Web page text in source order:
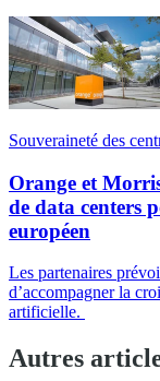
Souveraineté des
Orange et
de data centers
européen
Les partenaires
d’accompagner la
artificielle.
Autres